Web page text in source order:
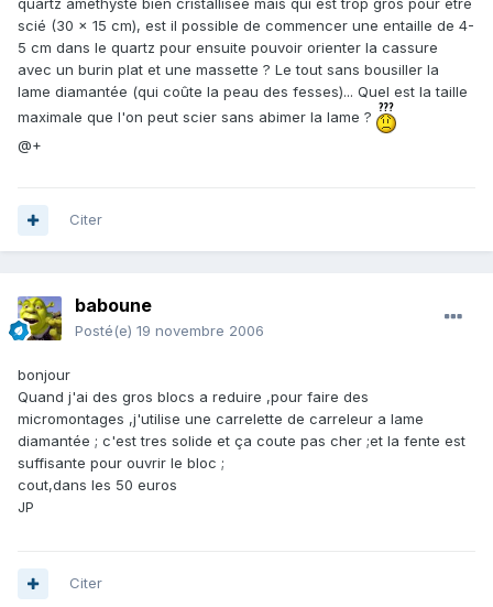
scié (30 x 15 cm), est il possible de commencer une entaille de 4-
5 cm dans le quartz pour ensuite pouvoir orienter la cassure
avec un burin plat et une massette ? Le tout sans bousiller la
lame diamantée (qui coûte la peau des fesses)... Quel est la taille
maximale que l'on peut scier sans abimer la lame ?
@+
Citer
baboune
Posté(e) 19 novembre 2006
bonjour
Quand j'ai des gros blocs a reduire ,pour faire des
micromontages ,j'utilise une carrelette de carreleur a lame
diamantée ; c'est tres solide et ça coute pas cher ;et la fente est
suffisante pour ouvrir le bloc ;
cout,dans les 50 euros
JP
Citer